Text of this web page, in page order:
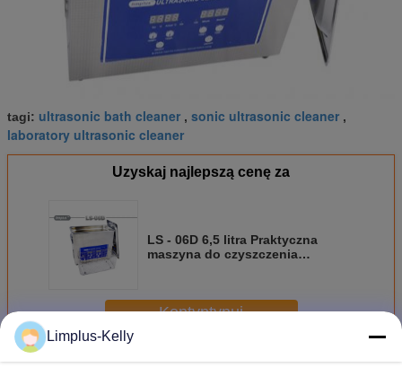
tagi: ultrasonic bath cleaner , sonic ultrasonic cleaner ,
laboratory ultrasonic cleaner
Uzyskaj najlepszą cenę za
LS - 06D 6,5 litra Praktyczna
maszyna do czyszczenia
czyszczące
Kontyntynuj
JeszczeCyfrowy oczyszczacz ultradźwiękowy
Limplus-Kelly